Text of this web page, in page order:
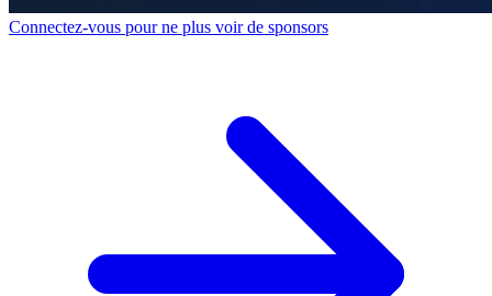
Connectez-vous pour ne plus voir de sponsors